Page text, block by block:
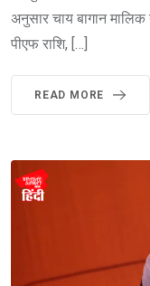
अनुसार चाय बागान
पीएफ राशि, […]
READ MORE